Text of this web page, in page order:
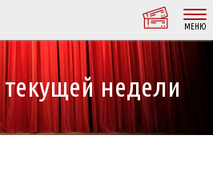
МЕНЮ
недели